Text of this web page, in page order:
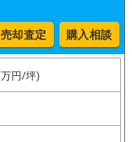
売却査定 購入相談
万円/坪)